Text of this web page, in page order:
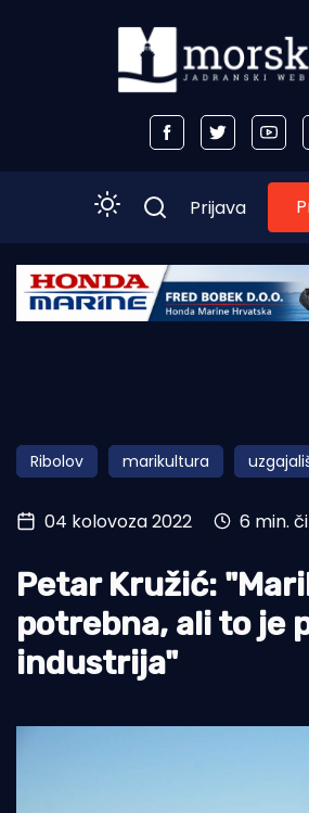
Početna
Obala
Otoci
Turizam i nautika
Pomorstvo
Ribolov
Ekologija
Prijava
Ribolov marikultura
04 kolovoza 2022 6 min.
Petar Kružić:
potrebna, ali to je
industrija"